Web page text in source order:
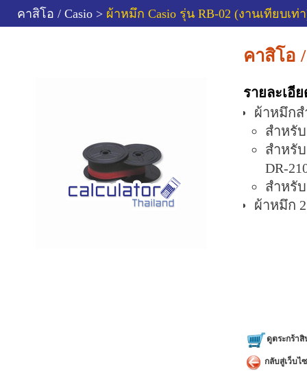
คาสิโอ / Casio > ผ้าหมึก Casio รุ่น RB-02 (งานเทียบเท่
คาสิโอ
รายละเอี
ผ้าหมึก
สำหรับ
สำหรับ
DR-
สำหรับ
ผ้าหมึก
ดูตระกร้า
กลับสู่เว็บไ